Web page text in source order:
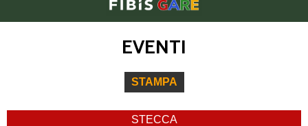
EVENTI
STAMPA
STECCA